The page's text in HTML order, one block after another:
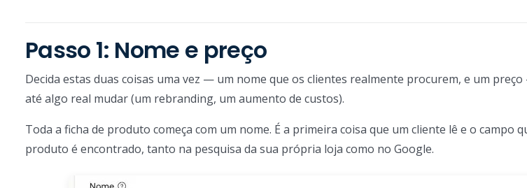
Passo 1: Nome e preço
Decida estas duas coisas uma vez — um nome que os clientes realmente procurem, e um
até algo real mudar (um rebranding, um aumento de custos).
Toda a ficha de produto começa com um nome. É a primeira coisa que um cliente lê e o campo
produto é encontrado, tanto na pesquisa da sua própria loja como no Google.